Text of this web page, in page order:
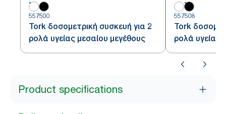
557500
Tork δοσομετρική συσκευή για 2
ρολά υγείας μεσαίου μεγέθους
557508
Tork
ρολά υγείας
Product specifications